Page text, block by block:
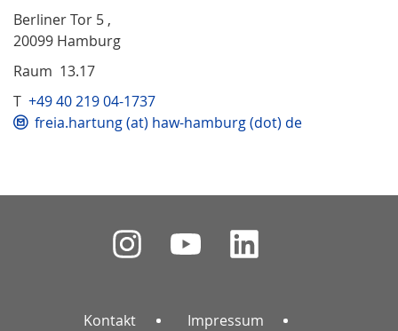
Berliner Tor 5 ,
20099 Hamburg
Raum 13.17
T +49 40 219 04-1737
freia.hartung (at) haw-hamburg (dot) de
Kontakt Impressum